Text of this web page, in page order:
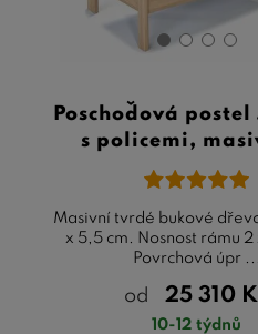
Poschoďová postel
s policemi,
Masivní tvrdé bukové
x 5,5 cm. Nosnost rámu 2
Povrchová úpr ...
od 25 310
10-12 týdnů